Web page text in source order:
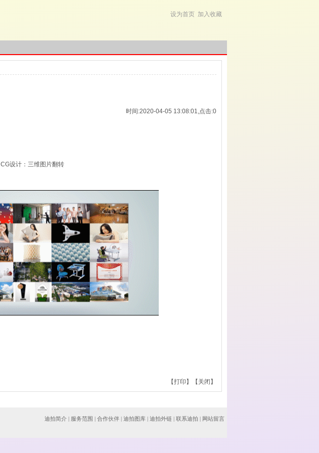
设为首页 加入收藏
时间:2020-04-05 13:08:01,点击:0
CG设计：三维图片翻转
【打印 】【 关闭 】
迪拍简介 | 服务范围 | 合作伙伴 | 迪拍图库 | 迪拍外链 | 联系迪拍 | 网站留言